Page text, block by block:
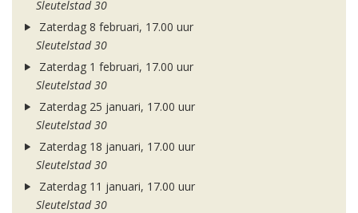
Sleutelstad 30
Zaterdag 8 februari, 17.00 uur
Sleutelstad 30
Zaterdag 1 februari, 17.00 uur
Sleutelstad 30
Zaterdag 25 januari, 17.00 uur
Sleutelstad 30
Zaterdag 18 januari, 17.00 uur
Sleutelstad 30
Zaterdag 11 januari, 17.00 uur
Sleutelstad 30